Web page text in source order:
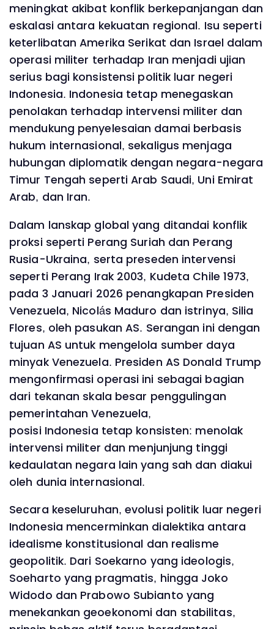
meningkat akibat konflik berkepanjangan dan
eskalasi antara kekuatan regional. Isu seperti
keterlibatan Amerika Serikat dan Israel dalam
operasi militer terhadap Iran menjadi ujian
serius bagi konsistensi politik luar negeri
Indonesia. Indonesia tetap menegaskan
penolakan terhadap intervensi militer dan
mendukung penyelesaian damai berbasis
hukum internasional, sekaligus menjaga
hubungan diplomatik dengan negara-negara
Timur Tengah seperti Arab Saudi, Uni Emirat
Arab, dan Iran.
Dalam lanskap global yang ditandai konflik
proksi seperti Perang Suriah dan Perang
Rusia-Ukraina, serta preseden intervensi
seperti Perang Irak 2003, Kudeta Chile 1973,
pada 3 Januari 2026 penangkapan Presiden
Venezuela, Nicolás Maduro dan istrinya, Silia
Flores, oleh pasukan AS. Serangan ini dengan
tujuan AS untuk mengelola sumber daya
minyak Venezuela. Presiden AS Donald Trump
mengonfirmasi operasi ini sebagai bagian
dari tekanan skala besar penggulingan
pemerintahan Venezuela,
posisi Indonesia tetap konsisten: menolak
intervensi militer dan menjunjung tinggi
kedaulatan negara lain yang sah dan diakui
oleh dunia internasional.
Secara keseluruhan, evolusi politik luar negeri
Indonesia mencerminkan dialektika antara
idealisme konstitusional dan realisme
geopolitik. Dari Soekarno yang ideologis,
Soeharto yang pragmatis, hingga Joko
Widodo dan Prabowo Subianto yang
menekankan geoekonomi dan stabilitas,